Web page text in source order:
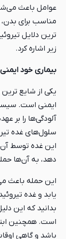
عوامل باعث
مناسب برای
ترین دلایل
زیر اشاره کرد.
بیماری خود ایمنی
یکی از شایع ترین
ایمنی است.
آلودگی‌ها را بر
سلول‌های غده
این غده توسط
دهد، به آن‌ها
این حمله باعث
یابد و غده
بدانید که این
است. همچنین
باشد و گاهی